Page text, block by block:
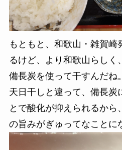
もともと、和歌山・雑賀崎
るけど、より和歌山らしく
備長炭を使って干すんだね。
天日干しと違って、備長炭
とで酸化が抑えられるから
の旨みがぎゅってなことに